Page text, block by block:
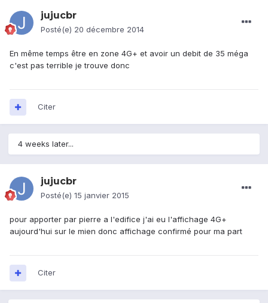
jujucbr
Posté(e) 20 décembre 2014
En même temps être en zone 4G+ et avoir un debit de 35 méga
c'est pas terrible je trouve donc
Citer
4 weeks later...
jujucbr
Posté(e) 15 janvier 2015
pour apporter par pierre a l'edifice j'ai eu l'affichage 4G+
aujourd'hui sur le mien donc affichage confirmé pour ma part
Citer